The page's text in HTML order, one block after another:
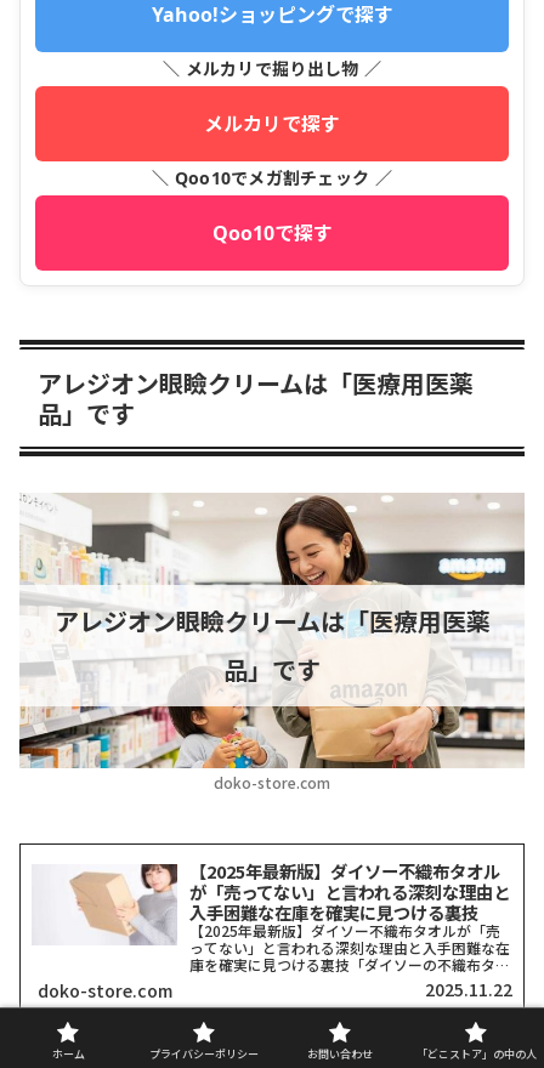
Yahoo!ショッピングで探す
＼ メルカリで掘り出し物 ／
メルカリで探す
＼ Qoo10でメガ割チェック ／
Qoo10で探す
アレジオン眼瞼クリームは「医療用医薬
品」です
doko-store.com
アレジオン眼瞼クリームは「医療用医薬
品」です
【2025年最新版】ダイソー不織布タオル
が「売ってない」と言われる深刻な理由と
入手困難な在庫を確実に見つける裏技
【2025年最新版】ダイソー不織布タオルが「売
ってない」と言われる深刻な理由と入手困難な在
庫を確実に見つける裏技「ダイソーの不織布タオ
ルがどこにも売ってない！」そう嘆いている方、
本当に多いですよね。私も探し回った経験がある
ので、その気持ち、...
doko-store.com 2025.11.22
ホーム プライバシーポリシー お問い合わせ 「どこストア」の中の人